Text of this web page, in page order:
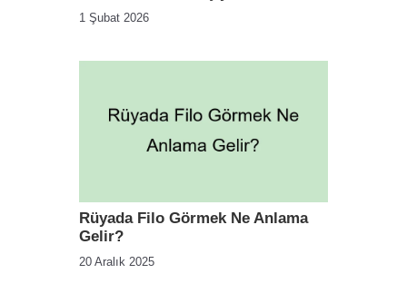
1 Şubat 2026
Rüyada Filo Görmek Ne Anlama
Gelir?
20 Aralık 2025